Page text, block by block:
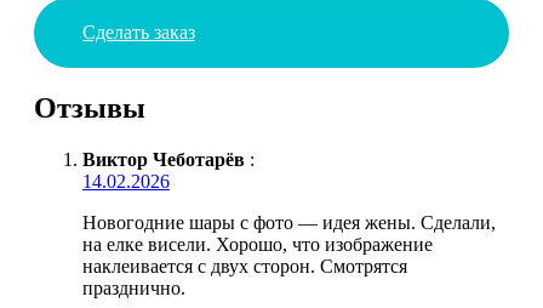
Сделать заказ
Отзывы
Виктор Чеботарёв :
14.02.2026
Новогодние шары с фото — идея жены. Сделали,
на елке висели. Хорошо, что изображение
наклеивается с двух сторон. Смотрятся
празднично.